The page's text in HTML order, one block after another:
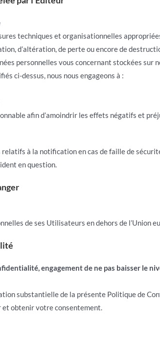
techniques et organisationnelles
d’altération, de perte ou encore de
personnelles vous concernant stockées sur
ci-dessus, nous nous engageons à :
afin d’amoindrir les effets négatifs et
à la notification en cas de faille de
en question.
de ses Utilisateurs en dehors de l’Union
engagement de ne pas baisser le
substantielle de la présente Politique de
et obtenir votre consentement.